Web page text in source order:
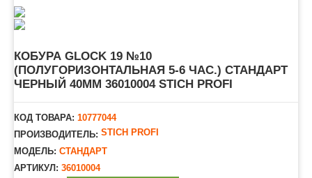
КОБУРА GLOCK 19 №10
(ПОЛУГОРИЗОНТАЛЬНАЯ 5-6 ЧАС.) СТАНДАРТ
ЧЕРНЫЙ 40ММ 36010004 STICH PROFI
КОД ТОВАРА: 10777044
ПРОИЗВОДИТЕЛЬ: STICH PROFI
МОДЕЛЬ: СТАНДАРТ
АРТИКУЛ: 36010004